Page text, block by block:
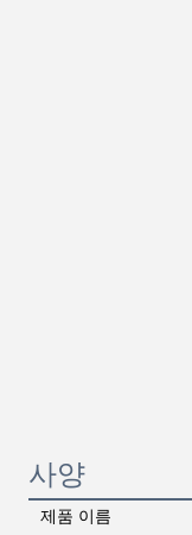
사양
제품 이름